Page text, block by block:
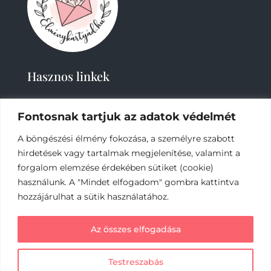
Fontosnak tartjuk az adatok védelmét
A böngészési élmény fokozása, a személyre szabott
hirdetések vagy tartalmak megjelenítése, valamint a
forgalom elemzése érdekében sütiket (cookie)
használunk. A "Mindet elfogadom" gombra kattintva
hozzájárulhat a sütik használatához.
Testreszabás
Az összes elfogadása
Hasznos linkek
2019-2023 – Élménykártyád-Nagy Tímea © Minden
jog fenntartva.
Az online fizetést a Barion Payment Zrt. biztosítja,
MNB engedély száma: H-EN-I-1064/2013